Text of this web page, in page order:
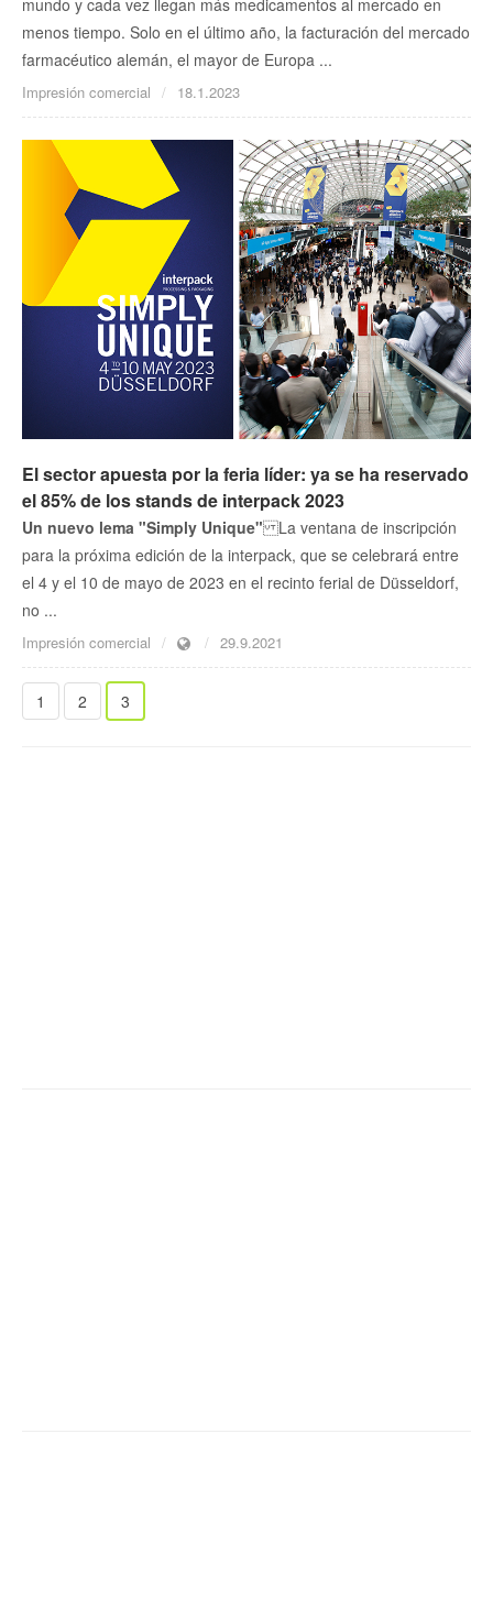
mundo y cada vez llegan más medicamentos al mercado en
menos tiempo. Solo en el último año, la facturación del mercado
farmacéutico alemán, el mayor de Europa ...
Impresión comercial 18.1.2023
El sector apuesta por la feria líder: ya se ha reservado
el 85% de los stands de interpack 2023
Un nuevo lema "Simply Unique"La ventana de inscripción
para la próxima edición de la interpack, que se celebrará entre
el 4 y el 10 de mayo de 2023 en el recinto ferial de Düsseldorf,
no ...
Impresión comercial 29.9.2021
1 2 3